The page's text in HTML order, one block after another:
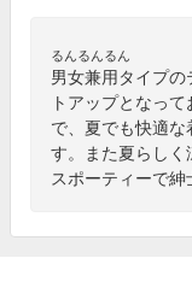
るんるんるん
男女兼用タイプ
トアップとなっ
で、夏でも快適
す。また夏らしく
スポーティーで紳